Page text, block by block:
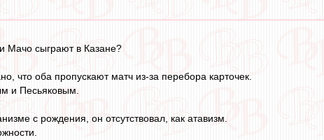
Мачо сыграют в Казане?
что оба пропускают матч из-за перебора карточек.
и Песьяковым.
с рождения, он отсутствовал, как атавизм.